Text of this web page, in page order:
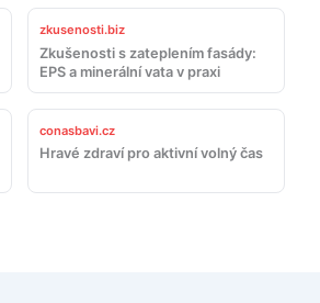
zkusenosti.biz
Zkušenosti s zateplením fasády:
EPS a minerální vata v praxi
conasbavi.cz
Hravé zdraví pro aktivní volný čas